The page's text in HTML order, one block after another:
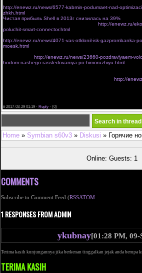
http://enewz.ru/news/6577-kabmin-podumaet-nad-
zhkh.html
Чистая прибыль Shell в 2013г снизилась на 39%
http://enewz.ru/
poluchit-smart-connector.html
http://enewz.ru/news/4071-vas-otklonil-isk-gazprombanka-
moesk.html
http://enewz.ru/news/23660-pozdravlyaem-
hodom-nashego-rassledovaniya-po-himoruzhiyu.html
http://
#2017-03-29 01:19 · Reply · (0)
Home » Symbian s60v3 » Diskusi » Горячие
Online: Guests: 1
COMMENTS
Subscribe to Comment Feed (RSSATOM
1 RESPONSES FROM ADMIN
ykubnay[01:28 PM, 09-
Terima kasih kunjungannya jika berkenan tinggalkan jejak anda berupa
TERIMA KASIH